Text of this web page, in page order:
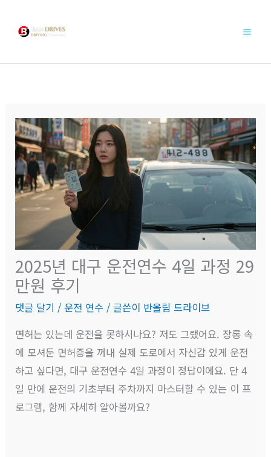
로
2025년 대구 운전연수 4일 과정 29
만원 후기
댓글 달기 /운전 연수 / 글쓴이 반올림 드라이브
면허는 있는데 운전을 못하시나요? 저도 그랬어요. 장롱 속
에 모셔둔 면허증을 꺼내 실제 도로에서 자신감 있게 운전
하고 싶다면, 대구 운전연수 4일 과정이 정답이에요. 단 4
일 만에 운전의 기초부터 주차까지 마스터할 수 있는 이 프
로그램, 함께 자세히 알아볼까요?